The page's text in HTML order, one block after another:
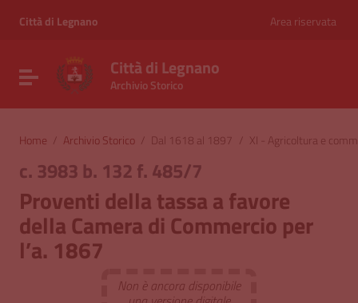
Vai al menu di navigazione
Città di Legnano Area riservata
Attiva / disattiva la navigazione
Città di Legnano
Archivio Storico
Home / Archivio Storico / Dal 1618 al 1897 / XI - Agricoltura e
c. 3983 b. 132 f. 485/7
Proventi della tassa a favore
della Camera di Commercio per
l’a. 1867
Non è ancora disponibile